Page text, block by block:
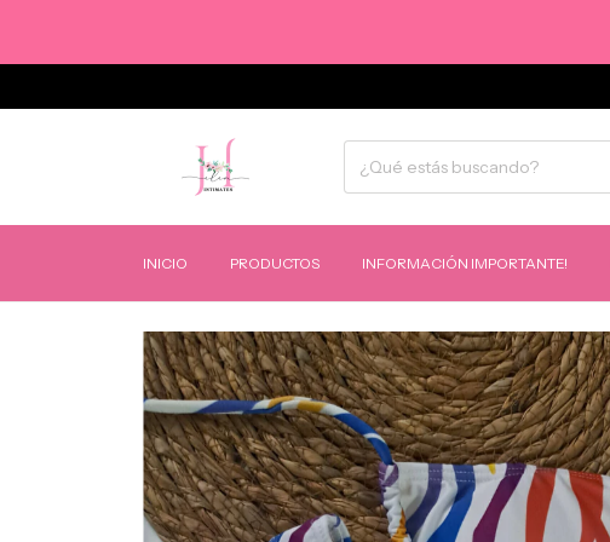
INICIO PRODUCTOS INFORMACIÓN IMPORTANTE!